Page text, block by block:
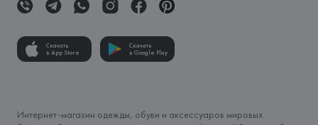
Скачать
в App Store
Скачать
в Google Play
Интернет-магазин одежды, обуви и аксессуаров мировых